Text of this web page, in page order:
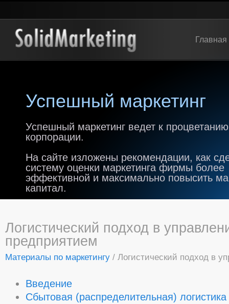
Главная
Успешный маркетинг
Успешный маркетинг ведет к процветанию
корпорации.
На сайте изложены рекомендации, как
систему оценки маркетинга фирмы более
эффективной и максимально повысить
капитал.
Логистический подход в
предприятием
Материалы по маркетингу / Логистический подход в
Введение
Сбытовая (распределительная) логистика